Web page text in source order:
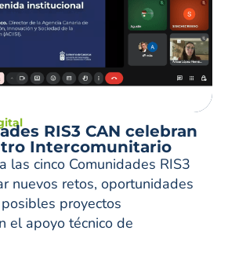
RIS3 CAN celebran
Intercomunitario
las cinco Comunidades RIS3
nuevos retos, oportunidades
proyectos
el apoyo técnico de